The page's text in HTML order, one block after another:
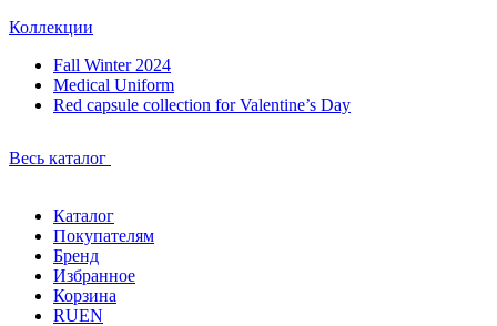
Коллекции
Fall Winter 2024
Medical Uniform
Red capsule collection for Valentine’s Day
Весь каталог
Каталог
Покупателям
Бренд
Избранное
Корзина
RUEN